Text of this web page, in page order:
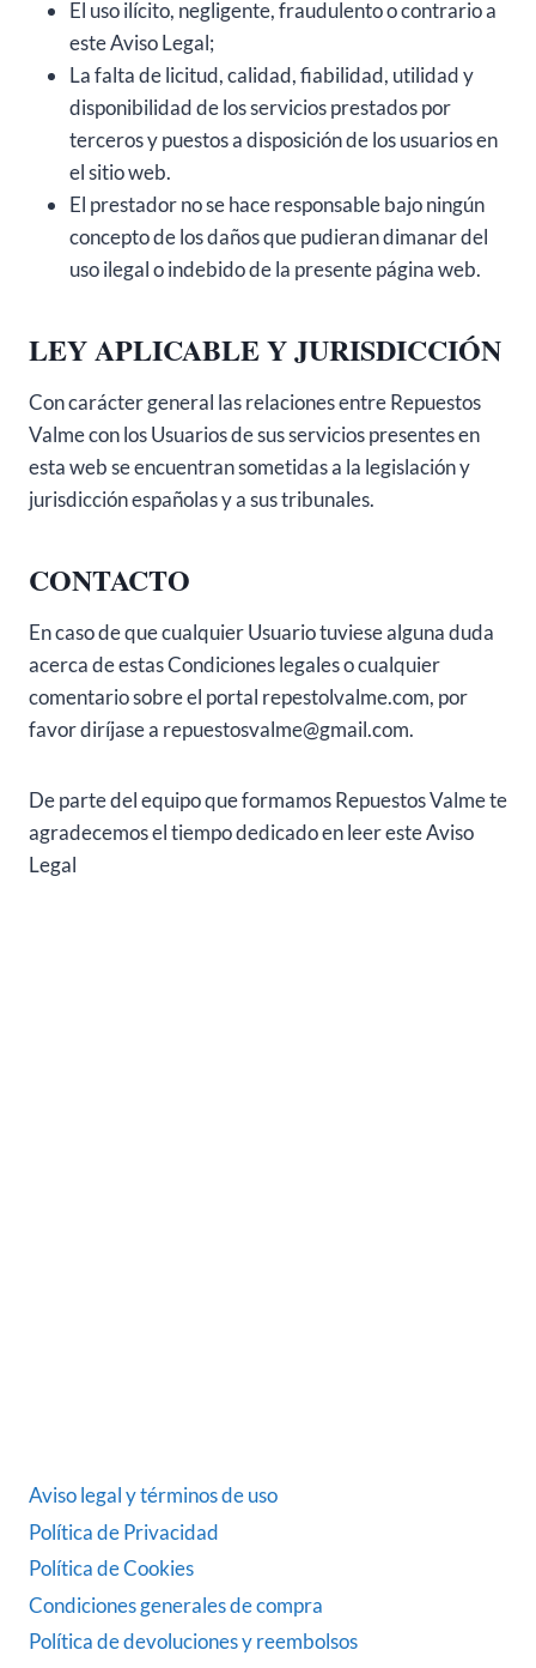
El uso ilícito, negligente, fraudulento o contrario a
este Aviso Legal;
La falta de licitud, calidad, fiabilidad, utilidad y
disponibilidad de los servicios prestados por
terceros y puestos a disposición de los usuarios en
el sitio web.
El prestador no se hace responsable bajo ningún
concepto de los daños que pudieran dimanar del
uso ilegal o indebido de la presente página web.
LEY APLICABLE Y JURISDICCIÓN
Con carácter general las relaciones entre Repuestos
Valme con los Usuarios de sus servicios presentes en
esta web se encuentran sometidas a la legislación y
jurisdicción españolas y a sus tribunales.
CONTACTO
En caso de que cualquier Usuario tuviese alguna duda
acerca de estas Condiciones legales o cualquier
comentario sobre el portal repestolvalme.com, por
favor diríjase a repuestosvalme@gmail.com.
De parte del equipo que formamos Repuestos Valme te
agradecemos el tiempo dedicado en leer este Aviso
Legal
Aviso legal y términos de uso
Política de Privacidad
Política de Cookies
Condiciones generales de compra
Política de devoluciones y reembolsos